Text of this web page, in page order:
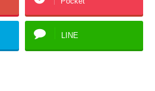
LINE